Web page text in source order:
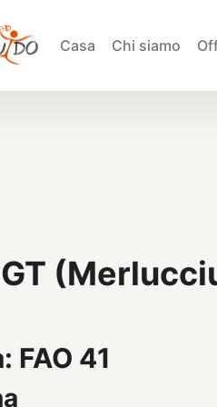
Casa Chi siamo
FAO 41